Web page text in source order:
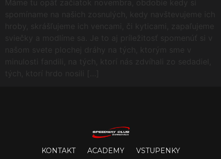
Máme tu opäť začiatok novembra, obdobie kedy si
spomíname na našich zosnulých, kedy navštevujeme ich
hroby, skrášľujeme ich vencami, či kyticami, zapaľujeme
sviečky a modlíme sa. Je to aj príležitosť spomenúť si v
našom svete plochej dráhy na tých, ktorým sme v
minulosti fandili, na tých, ktorí nás zdvíhali zo sedadiel,
tých, ktorí hrdo nosili […]
KONTAKT ACADEMY VSTUPENKY